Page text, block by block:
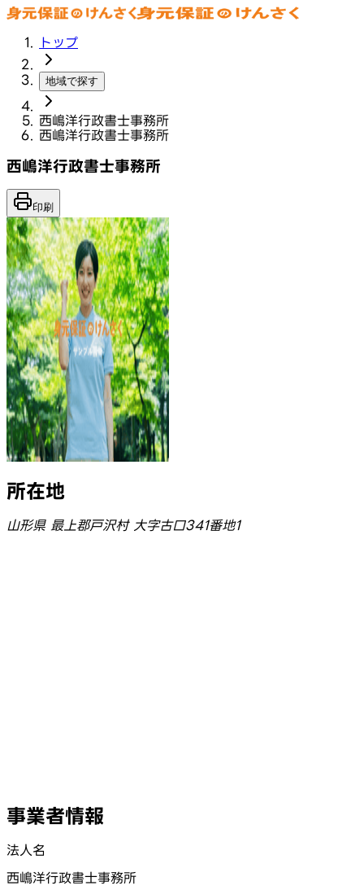
トップ
地域で探す
西嶋洋行政書士事務所
西嶋洋行政書士事務所
西嶋洋行政書士事務所
印刷
所在地
山形県 最上郡戸沢村 大字古口341番地1
事業者情報
法人名
西嶋洋行政書士事務所